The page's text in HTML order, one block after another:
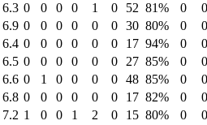
6.3 0 0 0 0 1 0 52 81% 0
0
6.9 0 0 0 0 0 0 30 80% 0
0
6.4 0 0 0 0 0 0 17 94% 0
0
6.5 0 0 0 0 0 0 27 85% 0
0
6.6 0 1 0 0 0 0 48 85% 0
0
6.8 0 0 0 0 0 0 17 82% 0
0
7.2 1 0 0 1 2 0 15 80% 0
0